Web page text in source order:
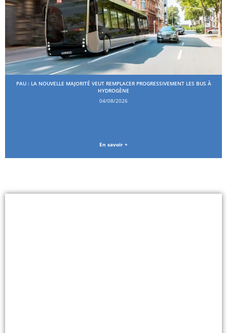
PAU : LA NOUVELLE MAJORITÉ VEUT REMPLACER PROGRESSIVEMENT LES BUS À
HYDROGÈNE
04/08/2026
En savoir +